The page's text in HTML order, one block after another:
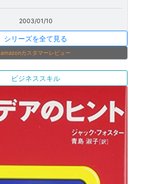
2003/01/10
シリーズを全て見る
amazonカスタマーレビュー
ビジネススキル